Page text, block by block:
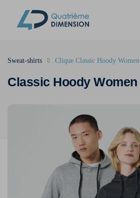
Classic Hoody Women
Sweat-shirts Clique Classic Hoody Women